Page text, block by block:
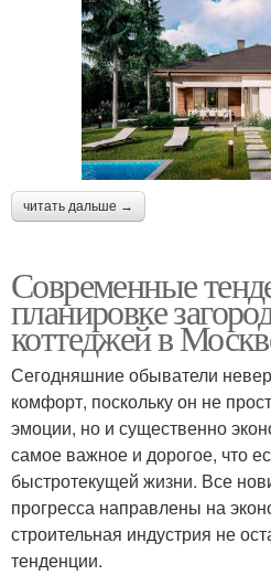
читать дальше →
Современные
планировке
коттеджей в
Сегодняшние обыватели
комфорт, поскольку он не
эмоции, но и существенно
самое важное и дорогое, что
быстротекущей жизни. Все
прогресса направлены на
строительная индустрия не
тенденции.